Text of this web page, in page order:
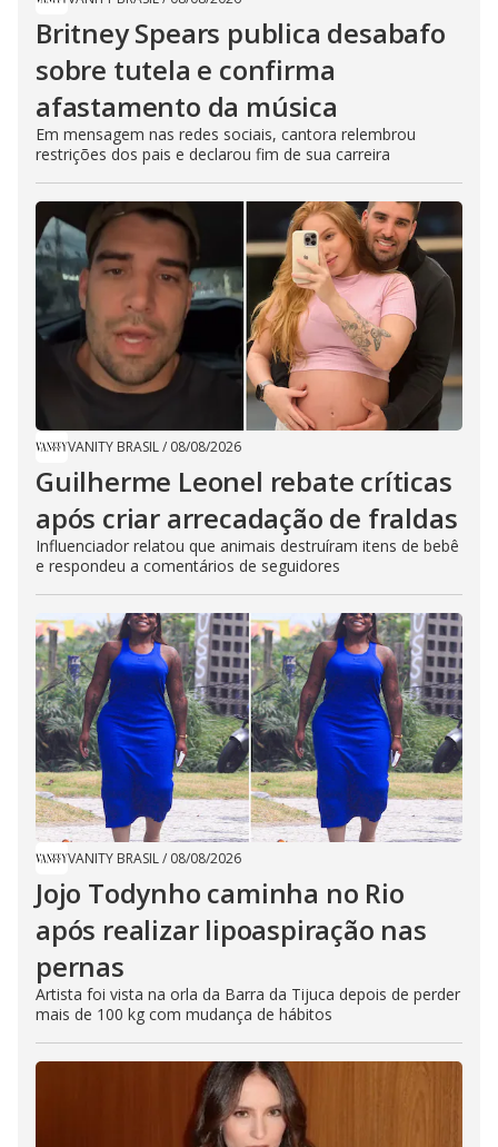
Britney Spears publica desabafo
sobre tutela e confirma
afastamento da música
Em mensagem nas redes sociais, cantora relembrou
restrições dos pais e declarou fim de sua carreira
VANITY BRASIL/ 08/08/2026
Guilherme Leonel rebate críticas
após criar arrecadação de fraldas
Influenciador relatou que animais destruíram itens de bebê
e respondeu a comentários de seguidores
VANITY BRASIL/ 08/08/2026
Jojo Todynho caminha no Rio
após realizar lipoaspiração nas
pernas
Artista foi vista na orla da Barra da Tijuca depois de perder
mais de 100 kg com mudança de hábitos